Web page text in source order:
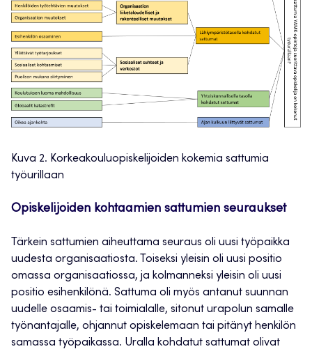
Kuva 2. Korkeakouluopiskelijoiden kokemia sattumia
työurillaan
Opiskelijoiden kohtaamien sattumien seuraukset
Tärkein sattumien aiheuttama seuraus oli uusi työpaikka
uudesta organisaatiosta. Toiseksi yleisin oli uusi positio
omassa organisaatiossa, ja kolmanneksi yleisin oli uusi
positio esihenkilönä. Sattuma oli myös antanut suunnan
uudelle osaamis- tai toimialalle, sitonut urapolun samalle
työnantajalle, ohjannut opiskelemaan tai pitänyt henkilön
samassa työpaikassa. Uralla kohdatut sattumat olivat